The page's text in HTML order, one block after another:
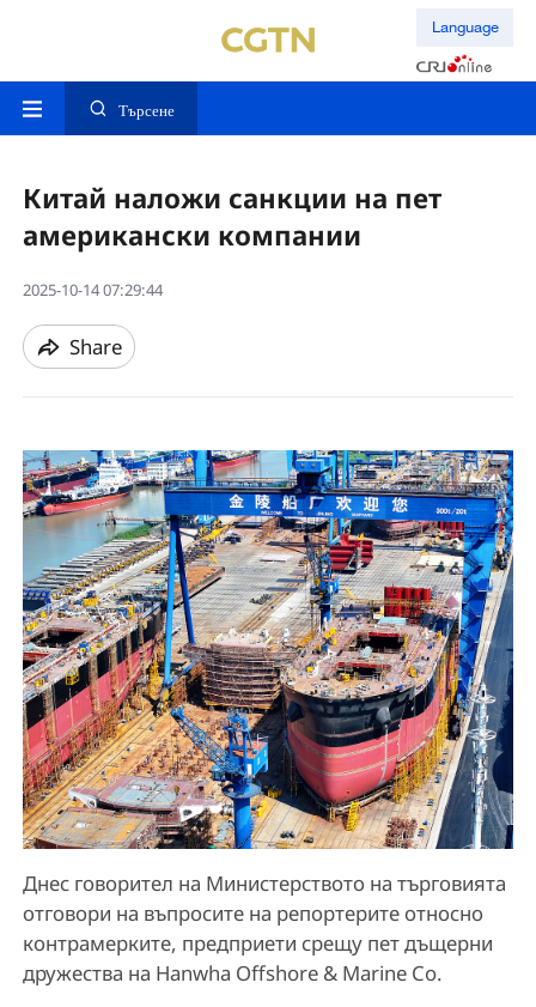
Language
Търсене
Китай наложи санкции на пет
американски компании
2025-10-14 07:29:44
Share
Днес говорител на Министерството на търговията
отговори на въпросите на репортерите относно
контрамерките, предприети срещу пет дъщерни
дружества на Hanwha Offshore & Marine Co.